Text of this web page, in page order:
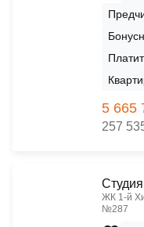
5 665
257
ЖК 1‑й
№287